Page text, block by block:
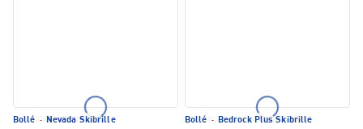
Bollé · Nevada Skibrille Bollé · Bedrock Plus Skibrille